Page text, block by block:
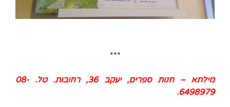
***
מילתא – חנות ספרים, יעקב 36, רחובות. טל.
08-
6498979
.